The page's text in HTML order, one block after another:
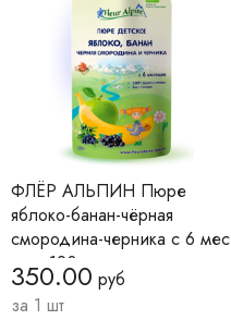
ФЛЁР АЛЬПИН Пюре
яблоко-банан-чёрная
смородина-черника с 6 мес
пауч 120 г
350.00 руб
за 1 шт